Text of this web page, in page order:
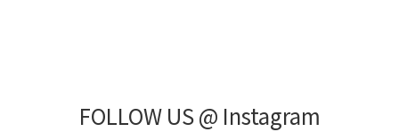
FOLLOW US @ Instagram